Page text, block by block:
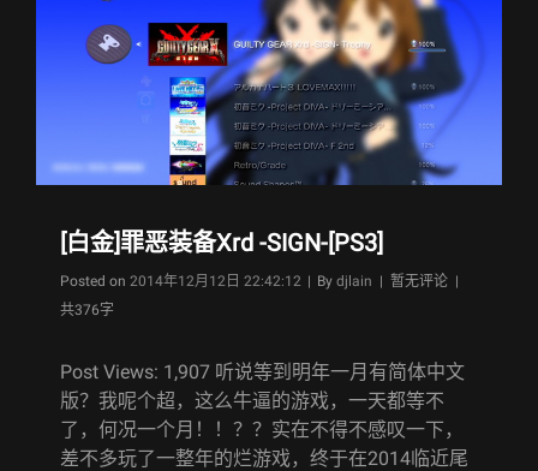
[白金]罪恶装备Xrd -SIGN-[PS3]
Posted on 2014年12月12日 22:42:12 | By Byline
djlain | 暂无评论 |
共376字
Post Views: 1,907 听说等到明年一月有简体中文
版？我呢个超，这么牛逼的游戏，一天都等不
了，何况一个月！！？？实在不得不感叹一下，
差不多玩了一整年的烂游戏，终于在2014临近尾